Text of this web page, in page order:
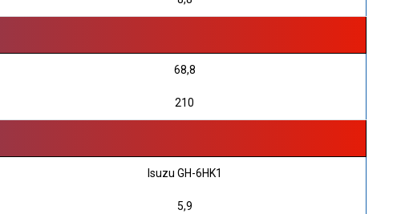
68,8
210
Isuzu GH-6HK1
5,9